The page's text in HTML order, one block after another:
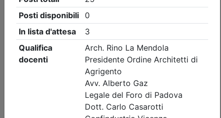
Ordine Architetti P.P. e C. di Vicenza
FUNZIONI ED ATTIVITÀ DEL
PROFESSIONISTA TECNICO:
COLLAUDATORI E CONSULENTI